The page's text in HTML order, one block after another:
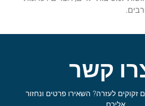
קשר
לעזרה? השאירו פרטים ונחזור